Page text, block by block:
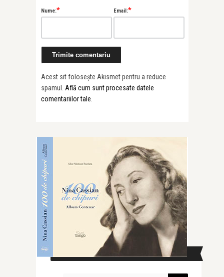
Nume:* Email:*
Acest sit folosește Akismet pentru a reduce
spamul. Află cum sunt procesate datele
comentariilor tale
CAUTĂ ÎN SITE